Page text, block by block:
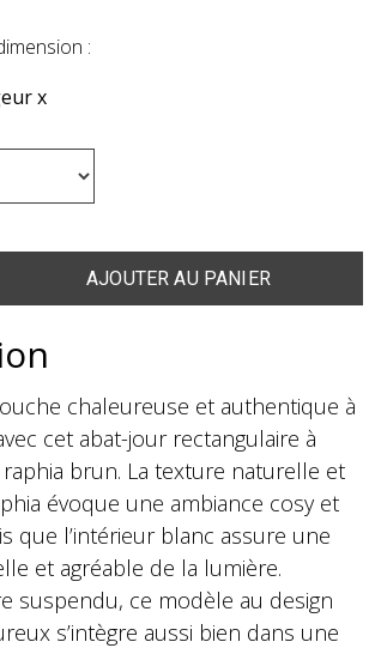
:
x
chaleureuse et authentique à
cet abat-jour rectangulaire à
brun. La texture naturelle et
évoque une ambiance cosy et
que l’intérieur blanc assure une
et agréable de la lumière.
suspendu, ce modèle au design
s’intègre aussi bien dans une